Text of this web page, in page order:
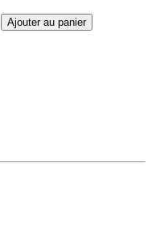
Ajouter au panier